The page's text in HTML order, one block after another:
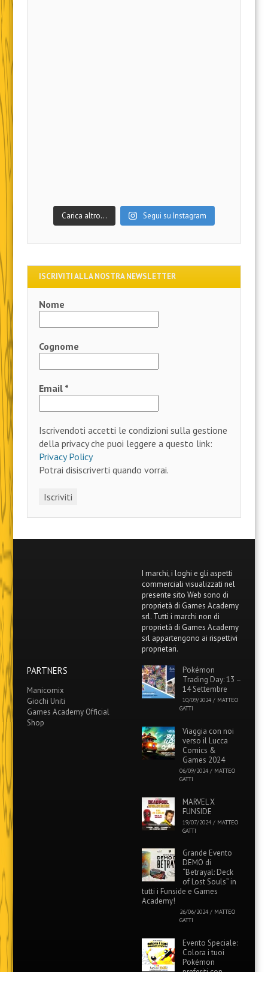
Carica altro… Segui su Instagram
ISCRIVITI ALLA NOSTRA NEWSLETTER
Nome
Cognome
Email *
Iscrivendoti accetti le condizioni sulla gestione
della privacy che puoi leggere a questo link:
Privacy Policy
Potrai disiscriverti quando vorrai.
I marchi, i loghi e gli aspetti
commerciali visualizzati nel
presente sito Web sono di
proprietà di Games Academy
srl. Tutti i marchi non di
proprietà di Games Academy
srl appartengono ai rispettivi
proprietari.
PARTNERS
Manicomix
Giochi Uniti
Games Academy Official
Shop
Pokémon
Trading Day: 13 –
14 Settembre
10/09/2024 / MATTEO
GATTI
Viaggia con noi
verso il Lucca
Comics &
Games 2024
06/09/2024 / MATTEO
GATTI
MARVEL X
FUNSIDE
19/07/2024 / MATTEO
GATTI
Grande Evento
DEMO di
“Betrayal: Deck
of Lost Souls” in
tutti i Funside e Games
Academy!
26/06/2024 / MATTEO
GATTI
Evento Speciale:
Colora i tuoi
Pokémon
preferiti con